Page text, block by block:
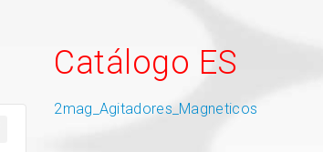
Catálogo ES
2mag_Agitadores_Magneticos